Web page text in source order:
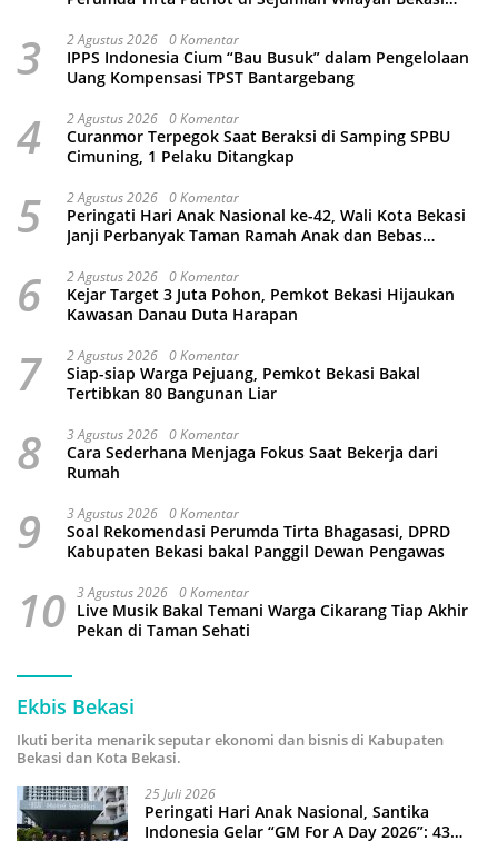
3 2 Agustus 2026 0 Komentar
IPPS Indonesia Cium “Bau Busuk” dalam Pengelolaan
Uang Kompensasi TPST Bantargebang
4 2 Agustus 2026 0 Komentar
Curanmor Terpegok Saat Beraksi di Samping SPBU
Cimuning, 1 Pelaku Ditangkap
5 2 Agustus 2026 0 Komentar
Peringati Hari Anak Nasional ke-42, Wali Kota Bekasi
Janji Perbanyak Taman Ramah Anak dan Bebas
6 2 Agustus 2026 0 Komentar
Kejar Target 3 Juta Pohon, Pemkot Bekasi Hijaukan
Kawasan Danau Duta Harapan
7 2 Agustus 2026 0 Komentar
Siap-siap Warga Pejuang, Pemkot Bekasi Bakal
Tertibkan 80 Bangunan Liar
8 3 Agustus 2026 0 Komentar
Cara Sederhana Menjaga Fokus Saat Bekerja dari
Rumah
9 3 Agustus 2026 0 Komentar
Soal Rekomendasi Perumda Tirta Bhagasasi, DPRD
Kabupaten Bekasi bakal Panggil Dewan Pengawas
10 3 Agustus 2026 0 Komentar
Live Musik Bakal Temani Warga Cikarang Tiap Akhir
Pekan di Taman Sehati
Ekbis Bekasi
Ikuti berita menarik seputar ekonomi dan bisnis di Kabupaten
Bekasi dan Kota Bekasi.
25 Juli 2026
Peringati Hari Anak Nasional, Santika
Indonesia Gelar “GM For A Day 2026”: 43